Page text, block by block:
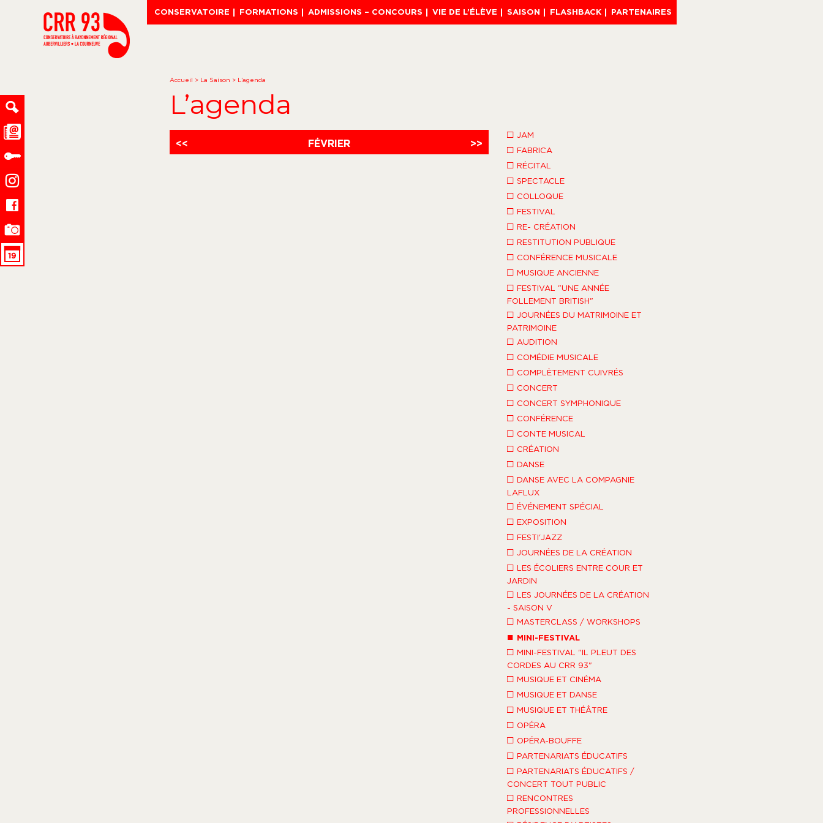
CONSERVATOIRE FORMATIONS ADMISSIONS – CONCOURS VIE DE L’ÉLÈVE SAISON FLASHBACK PARTENAIRES
Accueil > La Saison > L’agenda
L’agenda
<< FÉVRIER >>
□ JAM
□ FABRICA
□ RÉCITAL
□ SPECTACLE
□ COLLOQUE
□ FESTIVAL
□ RE- CRÉATION
□ RESTITUTION PUBLIQUE
□ CONFÉRENCE MUSICALE
□ MUSIQUE ANCIENNE
□ FESTIVAL "UNE ANNÉE
FOLLEMENT BRITISH"
□ JOURNÉES DU MATRIMOINE ET
PATRIMOINE
□ AUDITION
□ COMÉDIE MUSICALE
□ COMPLÈTEMENT CUIVRÉS
□ CONCERT
□ CONCERT SYMPHONIQUE
□ CONFÉRENCE
□ CONTE MUSICAL
□ CRÉATION
□ DANSE
□ DANSE AVEC LA COMPAGNIE
LAFLUX
□ ÉVÉNEMENT SPÉCIAL
□ EXPOSITION
□ FESTI'JAZZ
□ JOURNÉES DE LA CRÉATION
□ LES ÉCOLIERS ENTRE COUR ET
JARDIN
□ LES JOURNÉES DE LA CRÉATION
- SAISON V
□ MASTERCLASS / WORKSHOPS
■ MINI-FESTIVAL
□ MINI-FESTIVAL "IL PLEUT DES
CORDES AU CRR 93"
□ MUSIQUE ET CINÉMA
□ MUSIQUE ET DANSE
□ MUSIQUE ET THÉÂTRE
□ OPÉRA
□ OPÉRA-BOUFFE
□ PARTENARIATS ÉDUCATIFS
□ PARTENARIATS ÉDUCATIFS /
CONCERT TOUT PUBLIC
□ RENCONTRES
PROFESSIONNELLES